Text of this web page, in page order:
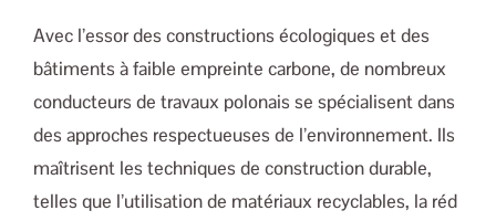
Avec l’essor des constructions écologiques et des
bâtiments à faible empreinte carbone, de nombreux
conducteurs de travaux polonais se spécialisent dans
des approches respectueuses de l’environnement. Ils
maîtrisent les techniques de construction durable,
telles que l’utilisation de matériaux recyclables, la réd